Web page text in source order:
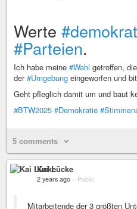
Werte
#Parteien.
Ich habe meine #Wahl getroffen,
der#Umgebung eingeworfen und
Geht pfleglich damit um und baut
#BTW2025 #Demokratie
5 comments
Kai Lücke
2 years ago – Public
Mitarbeitende der 3 größten